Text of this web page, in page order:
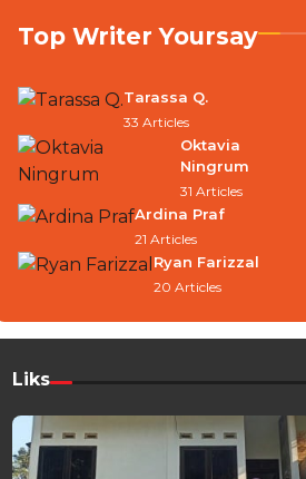
Top Writer Yoursay
Tarassa Q.
33 Articles
Oktavia
Ningrum
31 Articles
Ardina Praf
21 Articles
Ryan Farizzal
20 Articles
Liks